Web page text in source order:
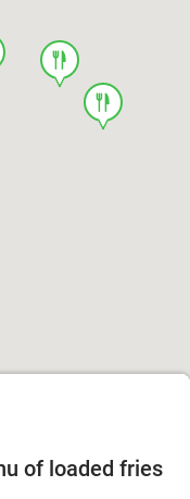
food
food
39%
of loaded fries